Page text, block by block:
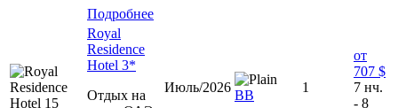
Подробнее
Royal
Residence
Hotel 3*
Отдых на
Июль/2026
ВВ
1
от
707 $
7 нч.
- 8